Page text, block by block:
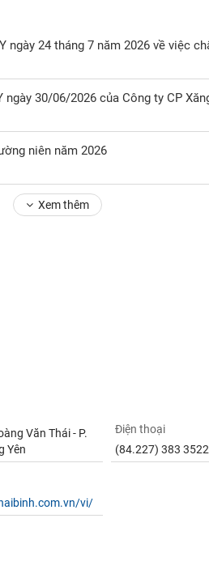
niên năm 2026
Xem thêm
Văn Thái - P.
Yên
Điện thoại
(84.227) 383 3522
vi/